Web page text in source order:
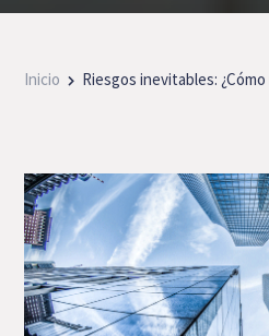
Inicio Riesgos inevitables: